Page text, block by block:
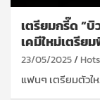
เตรียมกรี๊ด “บิ
เคมีใหม่เตรีย
23/05/2025
แฟนๆ เตรียมตัวใ